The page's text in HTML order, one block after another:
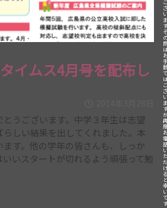
イムス4月号を配布し
うございます。中学３年生は志望
しい結果を出してくれました。本
す。他の学年の皆さんも、しっか
いいスタートが切れるよう頑張って勉